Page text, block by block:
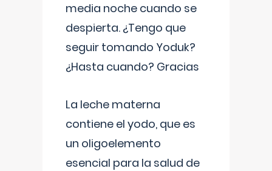
media noche cuando se
despierta. ¿Tengo que
seguir tomando Yoduk?
¿Hasta cuando? Gracias
La leche materna
contiene el yodo, que es
un oligoelemento
esencial para la salud de